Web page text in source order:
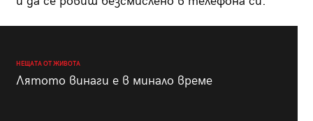
НЕЩАТА ОТ ЖИВОТА
Лятото винаги е в минало време